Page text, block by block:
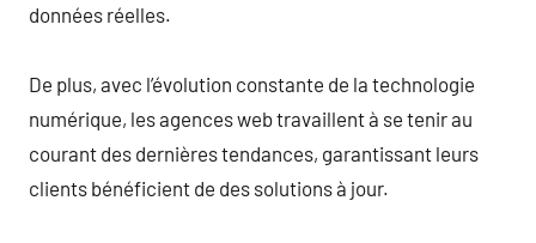
données réelles.
De plus, avec l’évolution constante de la technologie
numérique, les agences web travaillent à se tenir au
courant des dernières tendances, garantissant leurs
clients bénéficient de des solutions à jour.